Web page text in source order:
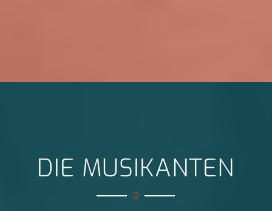
DIE MUSIKANTEN